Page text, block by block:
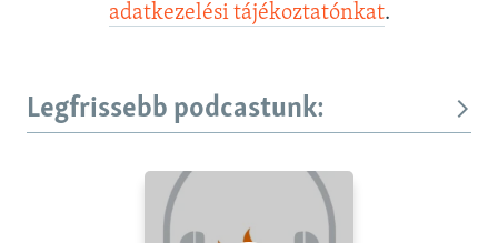
adatkezelési tájékoztatónkat.
Legfrissebb podcastunk: